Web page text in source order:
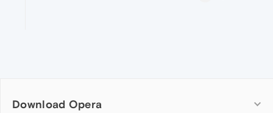
Download Opera